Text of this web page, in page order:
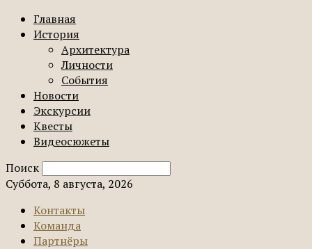
Главная
История
Архитектура
Личности
События
Новости
Экскурсии
Квесты
Видеосюжеты
Поиск
Суббота, 8 августа, 2026
Контакты
Команда
Партнёры